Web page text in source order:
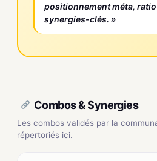
positionnement méta,
synergies-clés. »
Combos & Synergies
Les combos validés par la
répertoriés ici.